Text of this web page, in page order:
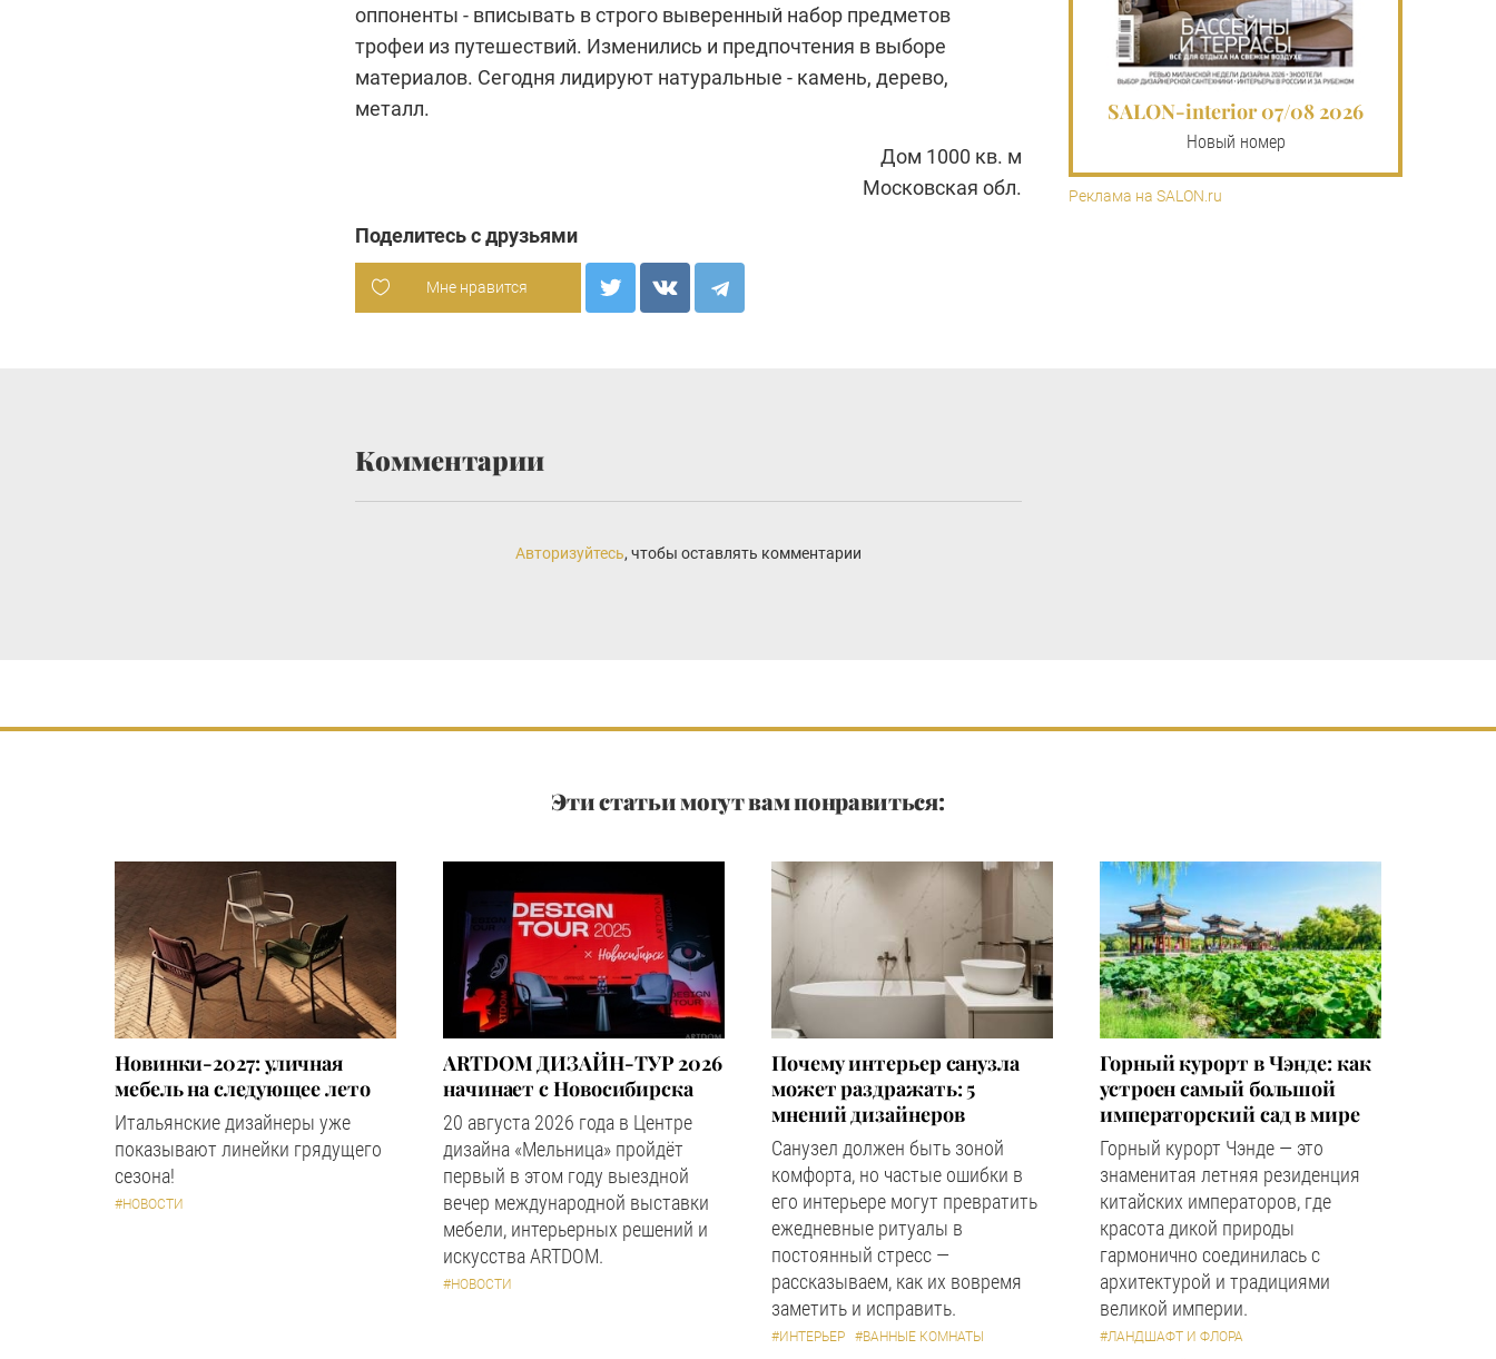
оппоненты - вписывать в строго выверенный набор предметов
трофеи из путешествий. Изменились и предпочтения в выборе
материалов. Сегодня лидируют натуральные - камень, дерево,
металл.
Дом 1000 кв. м
Московская обл.
Поделитесь с друзьями
Мне нравится
SALON-interior 07/08 2026
Новый номер
Реклама на SALON.ru
Комментарии
Авторизуйтесь, чтобы оставлять комментарии
Эти статьи могут вам понравиться:
Новинки-2027: уличная
мебель на следующее лето
Итальянские дизайнеры уже
показывают линейки грядущего
сезона!
#НОВОСТИ
ARTDOM ДИЗАЙН-ТУР 2026
начинает с Новосибирска
20 августа 2026 года в Центре
дизайна «Мельница» пройдёт
первый в этом году выездной
вечер международной выставки
мебели, интерьерных решений и
искусства ARTDOM.
#НОВОСТИ
Почему интерьер санузла
может раздражать: 5
мнений дизайнеров
Санузел должен быть зоной
комфорта, но частые ошибки в
его интерьере могут превратить
ежедневные ритуалы в
постоянный стресс —
рассказываем, как их вовремя
заметить и исправить.
#ИНТЕРЬЕР #ВАННЫЕ КОМНАТЫ
Горный курорт в Чэнде: как
устроен самый большой
императорский сад в мире
Горный курорт Чэнде — это
знаменитая летняя резиденция
китайских императоров, где
красота дикой природы
гармонично соединилась с
архитектурой и традициями
великой империи.
#ЛАНДШАФТ И ФЛОРА